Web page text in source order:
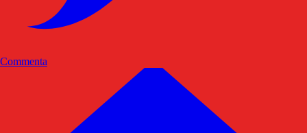
Commenta